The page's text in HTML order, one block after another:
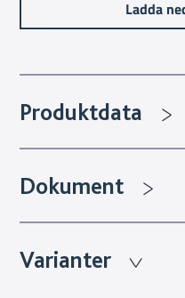
Ladda
Produktdata
Dokument
Varianter